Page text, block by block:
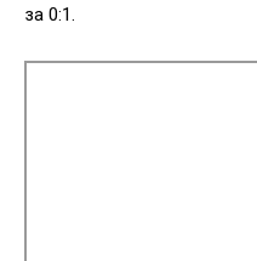
за 0:1.